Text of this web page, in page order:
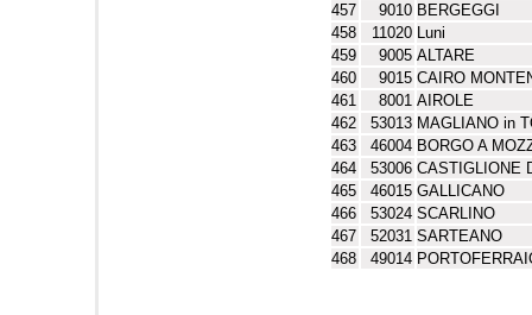
457
9010 BERGEGGI
458
11020 Luni
459
9005 ALTARE
460
9015 CAIRO
461
8001 AIROLE
462
53013 MAGLIANO in
463
46004 BORGO A
464
53006 CASTIGLIONE
465
46015 GALLICANO
466
53024 SCARLINO
467
52031 SARTEANO
468
49014